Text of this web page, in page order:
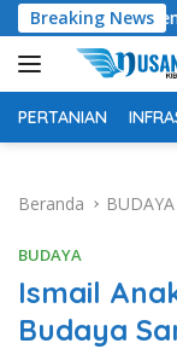
Langsung
ke
konten
Breaking News
Pemda Flotim
PERTANIAN
Beranda BUDAYA
BUDAYA
Ismail
Budaya